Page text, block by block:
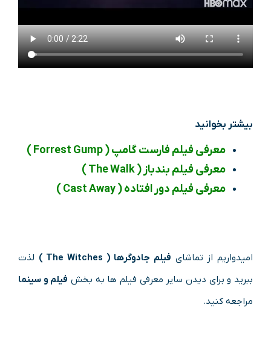
بیشتر بخوانید
معرفی فیلم فارست گامپ ( Forrest Gump )
معرفی فیلم بندباز ( The Walk )
معرفی فیلم دور افتاده ( Cast Away )
امیدواریم از تماشای فیلم جادوگرها ( The Witches )
لذت
ببرید و برای دیدن سایر معرفی فیلم ها به بخش فیلم و سینما
مراجعه کنید.